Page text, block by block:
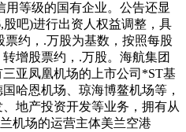
等级的国有企业。公告还显
吧)进行出资人权益调整，具
约，.万股为基数，按照每股
增股票约，.万股。海航集团
亚凤凰机场的上市公司*ST基
哈恩机场、琼海博鳌机场等，
地产投资开发等业务，拥有从
机场的运营主体美兰空港